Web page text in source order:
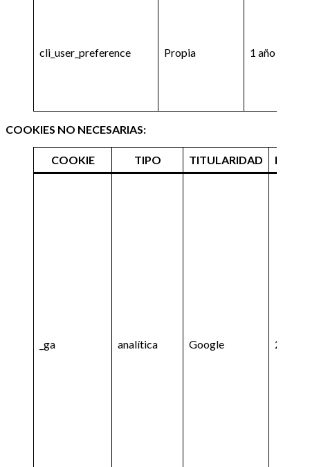
cli_user_preference Propia 1 año
COOKIES NO NECESARIAS:
COOKIE TIPO TITULARIDAD
_ga analítica Google 2 años